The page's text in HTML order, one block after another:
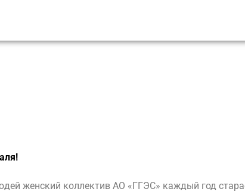
женский коллектив АО «ГГЭС» каждый год